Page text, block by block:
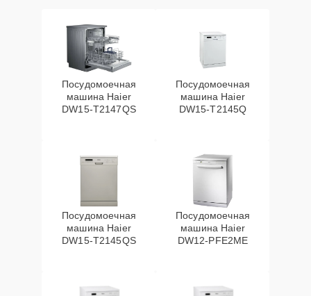
Посудомоечная
машина Haier
DW15-T2147QS
Посудомоечная
машина Haier
DW15-T2145Q
Посудомоечная
машина Haier
DW15-T2145QS
Посудомоечная
машина Haier
DW12-PFE2ME